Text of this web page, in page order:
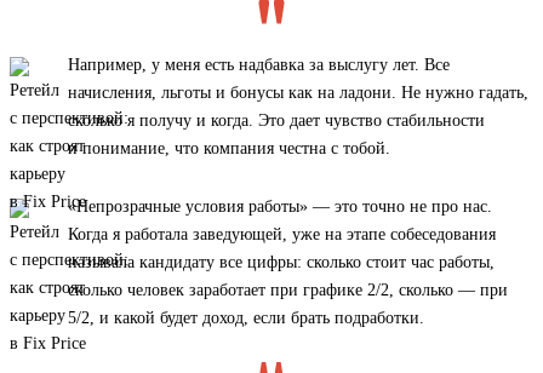
Например, у меня есть надбавка за выслугу лет. Все
начисления, льготы и бонусы как на ладони. Не нужно гадать,
сколько я получу и когда. Это дает чувство стабильности
и понимание, что компания честна с тобой.
«Непрозрачные условия работы» — это точно не про нас.
Когда я работала заведующей, уже на этапе собеседования
называла кандидату все цифры: сколько стоит час работы,
сколько человек заработает при графике 2/2, сколько — при
5/2, и какой будет доход, если брать подработки.